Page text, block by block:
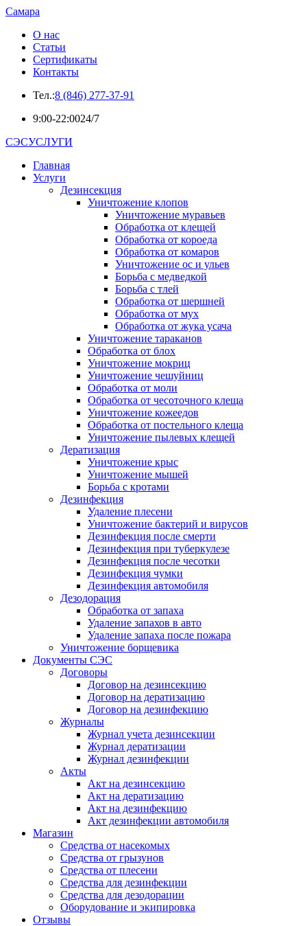
Самара
О нас
Статьи
Сертификаты
Контакты
Тел.:8 (846) 277-37-91
9:00-22:0024/7
СЭСУСЛУГИ
Главная
Услуги
Дезинсекция
Уничтожение клопов
Уничтожение муравьев
Обработка от клещей
Обработка от короеда
Обработка от комаров
Уничтожение ос и ульев
Борьба с медведкой
Борьба с тлей
Обработка от шершней
Обработка от мух
Обработка от жука усача
Уничтожение тараканов
Обработка от блох
Уничтожение мокриц
Уничтожение чешуйниц
Обработка от моли
Обработка от чесоточного клеща
Уничтожение кожеедов
Обработка от постельного клеща
Уничтожение пылевых клещей
Дератизация
Уничтожение крыс
Уничтожение мышей
Борьба с кротами
Дезинфекция
Удаление плесени
Уничтожение бактерий и вирусов
Дезинфекция после смерти
Дезинфекция при туберкулезе
Дезинфекция после чесотки
Дезинфекция чумки
Дезинфекция автомобиля
Дезодорация
Обработка от запаха
Удаление запахов в авто
Удаление запаха после пожара
Уничтожение борщевика
Документы СЭС
Договоры
Договор на дезинсекцию
Договор на дератизацию
Договор на дезинфекцию
Журналы
Журнал учета дезинсекции
Журнал дератизации
Журнал дезинфекции
Акты
Акт на дезинсекцию
Акт на дератизацию
Акт на дезинфекцию
Акт дезинфекции автомобиля
Магазин
Средства от насекомых
Средства от грызунов
Средства от плесени
Средства для дезинфекции
Средства для дезодорации
Оборудование и экипировка
Отзывы